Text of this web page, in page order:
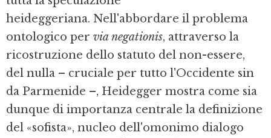
heideggeriana. Nell'abbordare il problema
ontologico per via negationis, attraverso la
ricostruzione dello statuto del non-essere,
del nulla – cruciale per tutto l'Occidente sin
da Parmenide –, Heidegger mostra come sia
dunque di importanza centrale la definizione
del «so­fista», nucleo dell'omonimo dialogo